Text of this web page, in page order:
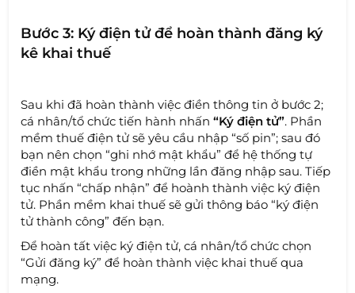
Bước 3: Ký điện tử để hoàn thành đăng ký
kê khai thuế
Sau khi đã hoàn thành việc điền thông tin ở bước 2;
cá nhân/tổ chức tiến hành nhấn“Ký điện tử”. Phần
mềm thuế điện tử sẽ yêu cầu nhập “số pin”; sau đó
bạn nên chọn “ghi nhớ mật khẩu” để hệ thống tự
điền mật khẩu trong những lần đăng nhập sau. Tiếp
tục nhấn “chấp nhận” để hoành thành việc ký điện
tử. Phần mềm khai thuế sẽ gửi thông báo “ký điện
tử thành công” đến bạn.
Để hoàn tất việc ký điện tử, cá nhân/tổ chức chọn
“Gửi đăng ký” để hoàn thành việc khai thuế qua
mạng.